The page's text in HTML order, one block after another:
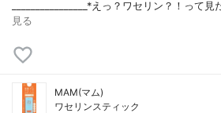
⁡________________⁡⁡⁡⁡*えっ？ワセリン？！って
見る
MAM(マム)
ワセリンスティック